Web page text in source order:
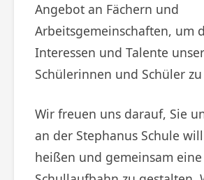
Angebot an Fächern und
Arbeitsgemeinschaften, um
Interessen und Talente
Schülerinnen und Schüler
Wir freuen uns darauf, Sie
an der Stephanus Schule
heißen und gemeinsam